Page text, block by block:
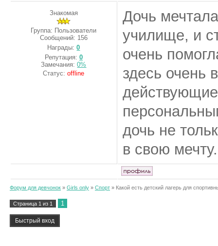
Знакомая
Группа: Пользователи
Сообщений: 156
Награды:0
Репутация: 0
Замечания:0%
Статус:offline
Дочь
училище, и
очень
здесь очень
дочь не
в свою мечту.
Форум для девчонок » Girls only » Спорт » Какой есть детский лагерь для
Страница 1 из 1 1